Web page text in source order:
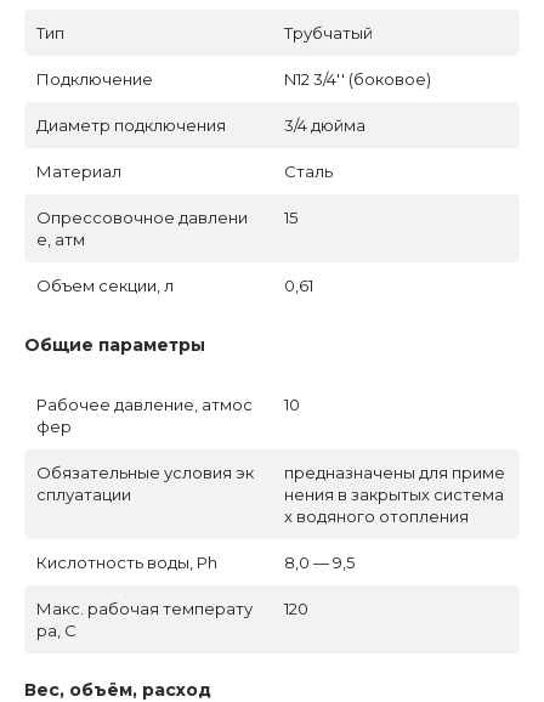
Тип Трубчатый
Подключение N12 3/4'' (боковое)
Диаметр подключения 3/4 дюйма
Материал Сталь
Опрессовочное давлени
е, атм
15
Объем секции, л 0,61
Общие параметры
Рабочее давление, атмос
фер
10
Обязательные условия эк
сплуатации
предназначены для приме
нения в закрытых система
х водяного отопления
Кислотность воды, Ph 8,0 — 9,5
Макс. рабочая температу
ра, C
120
Вес, объём, расход